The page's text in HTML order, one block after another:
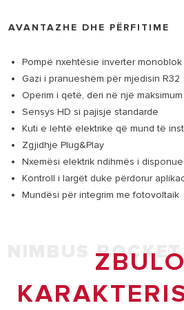
AVANTAZHE DHE PËRFITIME
Pompë nxehtësie inverter
Gazi i pranueshëm për mjedisin R32
Operim i qetë, deri në një
Sensys HD si pajisje standarde
Kuti e lehtë elektrike që mund të
Zgjidhje Plug&Play
Nxemësi elektrik ndihmës i
Kontroll i largët duke përdorur
Mundësi për integrim me fotovoltaik
NIMBUS